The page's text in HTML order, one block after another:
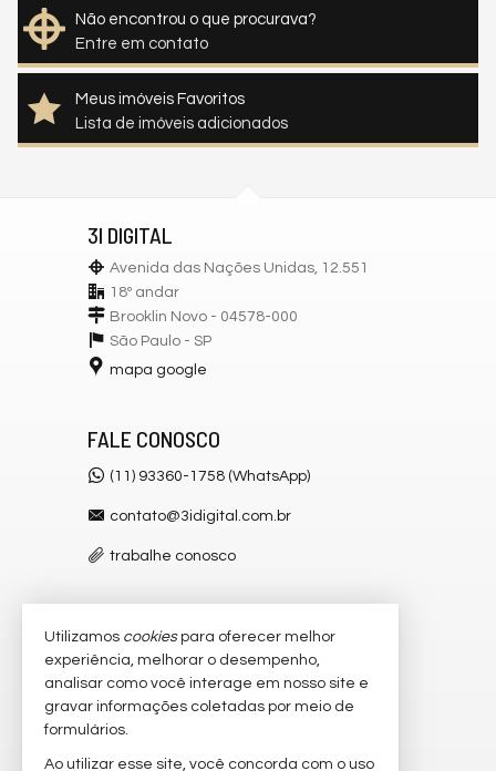
Não encontrou o que procurava?
Entre em contato
Meus imóveis Favoritos
Lista de imóveis adicionados
3I DIGITAL
Avenida das Nações Unidas, 12.551
18º andar
Brooklin Novo - 04578-000
São Paulo - SP
mapa google
FALE CONOSCO
(11) 93360-1758 (WhatsApp)
contato@3idigital.com.br
trabalhe conosco
VEJA MAIS
receba nosso newsletter
imóveis favoritos
Utilizamos cookiespara oferecer melhor
experiência, melhorar o desempenho,
analisar como você interage em nosso site e
gravar informações coletadas por meio de
formulários.
Ao utilizar esse site, você concorda com o uso